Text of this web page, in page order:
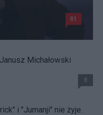
81
Michałowski
8
i "Jumanji" nie żyje.